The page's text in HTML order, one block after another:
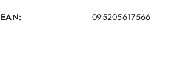
EAN: 095205617566